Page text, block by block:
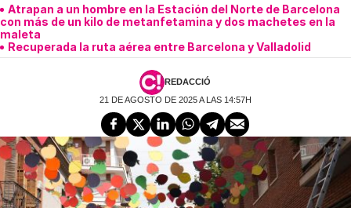
Atrapan a un hombre en la Estación del Norte de Barcelona
con más de un kilo de metanfetamina y dos machetes en la
maleta
Recuperada la ruta aérea entre Barcelona y Valladolid
REDACCIÓ
21 DE AGOSTO DE 2025 A LAS 14:57H